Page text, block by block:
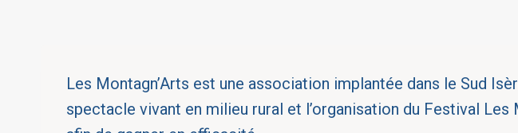
Les Montagn’Arts est une association implantée dans le Sud
spectacle vivant en milieu rural et l’organisation du Festival